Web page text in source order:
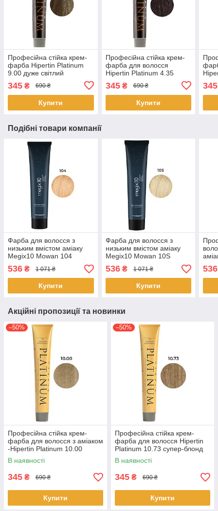
Професійна стійка крем-
фарба Hipertin Platinum
9.00 дуже світлий
натуральний блонд 60 мл
345 ₴ 690 ₴
Купити
Професійна стійка крем-
фарба для волосся
Hipertin Platinum 4.35
червоний 60 мл
345₴ 690 ₴
Купити
345
Подібні товари компанії
Фарба для волосся з
низьким вмістом аміаку
Megix10 Mowan 104
ультра світлий мідний
блонд 100 мл
536 ₴ 1 071 ₴
Купити
Фарба для волосся з
низьким вмістом аміаку
Megix10 Mowan 10S
екстра світлий пісочний
блонд 100 мл
536₴ 1 071 ₴
Купити
536
Акційні пропозиції та новинки
–50%
Професійна стійка крем-
фарба для волосся з аміаком
-Hipertin Platinum 10.00
супер-блонд платиновий
60мл
В наявності
345 ₴ 690 ₴
Купити
–50%
Професійна стійка крем-
фарба для волосся Hipertin
Platinum 10.73 супер-блонд
пісочно-золотистий 60мл
В наявності
345 ₴ 690 ₴
Купити